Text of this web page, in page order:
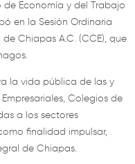
de Economía y del Trabajo
en la Sesión Ordinaria
Chiapas A.C. (CCE), que
la vida pública de las y
Colegios de
a los sectores
finalidad impulsar,
de Chiapas.